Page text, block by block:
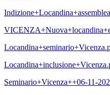
Seminario+Vicenza++06-11-